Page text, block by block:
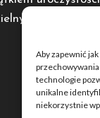
Aby zapewnić
technologie
unikalne
niekorzystnie